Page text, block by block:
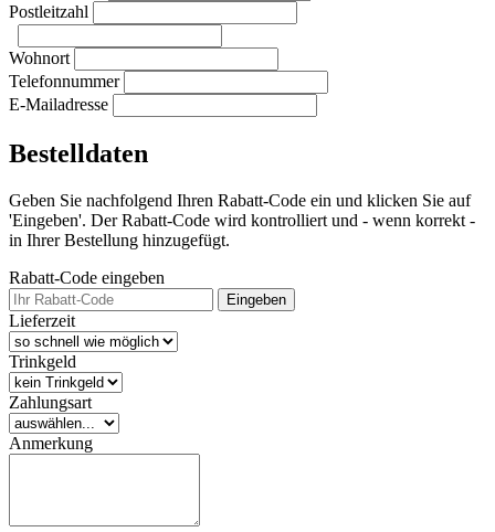
Postleitzahl
Wohnort
Telefonnummer
E-Mailadresse
Bestelldaten
Geben Sie nachfolgend Ihren Rabatt-Code ein und klicken Sie auf
'Eingeben'. Der Rabatt-Code wird kontrolliert und - wenn korrekt -
in Ihrer Bestellung hinzugefügt.
Rabatt-Code eingeben
Eingeben
Lieferzeit
Trinkgeld
Zahlungsart
Anmerkung